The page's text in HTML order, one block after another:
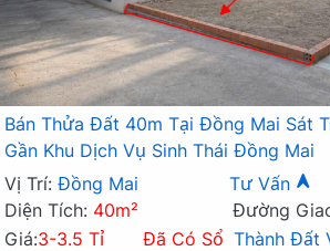
Bán Thửa Đất 40m Tại Đồng Mai Sát
Gần Khu Dịch Vụ Sinh Thái Đồng Mai
Vị Trí: Đồng Mai Tư Vấn
Diện Tích: 40m²
Đường
Giá:3-3.5 Tỉ Đã Có Sổ Thành Đất